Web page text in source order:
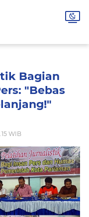
Bagian
"Bebas
WIB